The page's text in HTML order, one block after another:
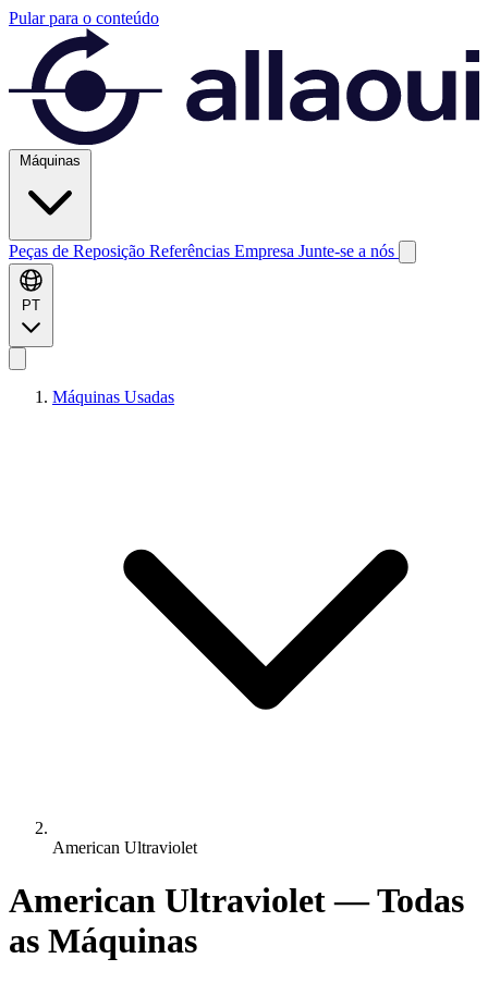
Pular para o conteúdo
Máquinas
Peças de Reposição Referências Empresa Junte-se a nós
PT
Máquinas Usadas
American Ultraviolet
American Ultraviolet — Todas
as Máquinas